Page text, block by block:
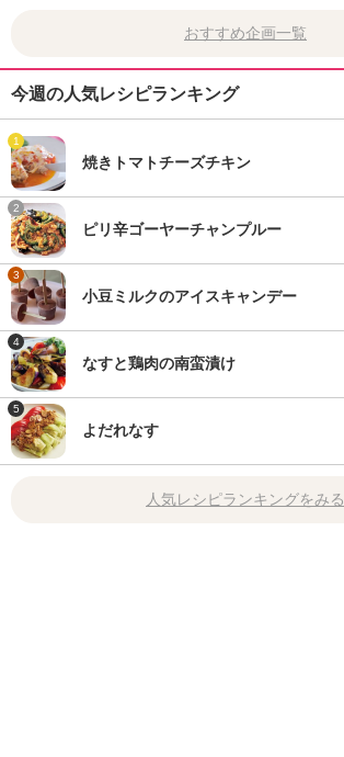
おすすめ企画一覧
今週の人気レシピランキング
1
焼きトマトチーズチキン
2
ピリ辛ゴーヤーチャンプルー
3
小豆ミルクのアイスキャンデー
4
なすと鶏肉の南蛮漬け
5
よだれなす
人気レシピランキングをみる